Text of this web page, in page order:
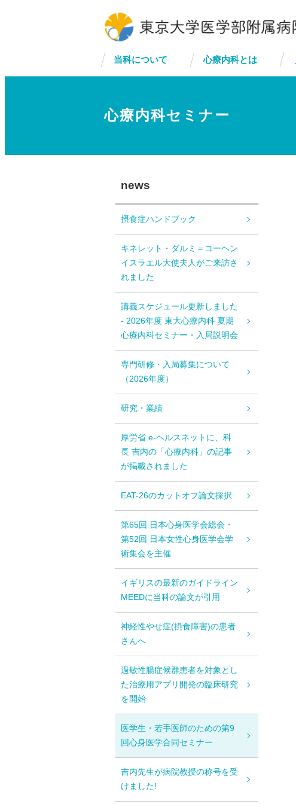
当科について 心療内科とは
心療内科セミナー
news
摂食症ハンドブック
キネレット・ダルミ＝コーヘン
イスラエル大使夫人がご来訪さ
れました
講義スケジュール更新しました
- 2026年度 東大心療内科 夏期
心療内科セミナー・入局説明会
専門研修・入局募集について
（2026年度）
研究・業績
厚労省 e-ヘルスネットに、科
長 吉内の「心療内科」の記事
が掲載されました
EAT-26のカットオフ論文採択
第65回 日本心身医学会総会・
第52回 日本女性心身医学会学
術集会を主催
イギリスの最新のガイドライン
MEEDに当科の論文が引用
神経性やせ症(摂食障害)の患者
さんへ
過敏性腸症候群患者を対象とし
た治療用アプリ開発の臨床研究
を開始
医学生・若手医師のための第9
回心身医学合同セミナー
吉内先生が病院教授の称号を受
けました!